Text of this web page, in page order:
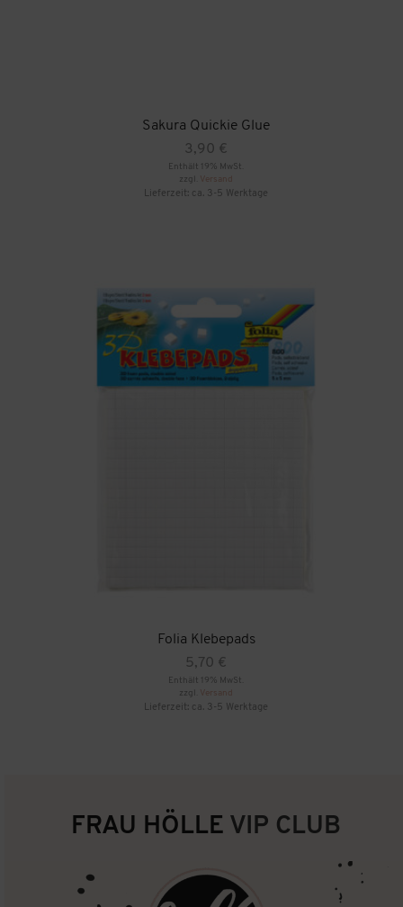
Sakura Quickie Glue
3,90 €
Enthält 19% MwSt.
zzgl. Versand
Lieferzeit: ca. 3-5 Werktage
Folia Klebepads
5,70 €
Enthält 19% MwSt.
zzgl. Versand
Lieferzeit: ca. 3-5 Werktage
FRAU HÖLLE VIP CLUB